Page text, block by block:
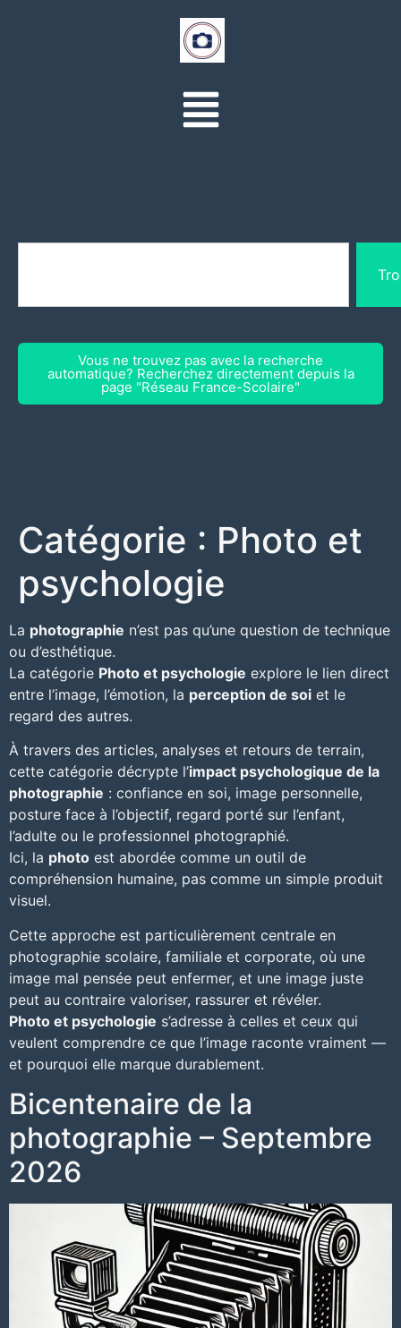
Vous ne trouvez pas avec la recherche
automatique? Recherchez directement depuis la
page "Réseau France-Scolaire"
Catégorie : Photo et
psychologie
La photographie n’est pas qu’une question de technique
ou d’esthétique.
La catégorie Photo et psychologie explore le lien direct
entre l’image, l’émotion, la perception de soi et le
regard des autres.
À travers des articles, analyses et retours de terrain,
cette catégorie décrypte l’impact psychologique de la
photographie : confiance en soi, image personnelle,
posture face à l’objectif, regard porté sur l’enfant,
l’adulte ou le professionnel photographié.
Ici, la photo est abordée comme un outil de
compréhension humaine, pas comme un simple produit
visuel.
Cette approche est particulièrement centrale en
photographie scolaire, familiale et corporate, où une
image mal pensée peut enfermer, et une image juste
peut au contraire valoriser, rassurer et révéler.
Photo et psychologie s’adresse à celles et ceux qui
veulent comprendre ce que l’image raconte vraiment —
et pourquoi elle marque durablement.
Bicentenaire de la
photographie – Septembre
2026